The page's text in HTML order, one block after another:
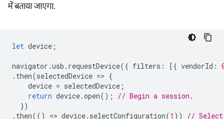
में बताया जाएगा.
let device ;
navigator .usb . requestDevice({ filters : [{ vendorId :
. then(selectedDevice => {
device = selectedDevice ;
return device.open();
// Begin a session.
})
. then(() => device. selectConfiguration(1 ))
//